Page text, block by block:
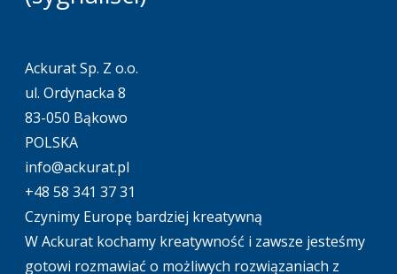
Ackurat Sp. Z o.o.
ul. Ordynacka 8
83-050 Bąkowo
POLSKA
info@ackurat.pl
+48 58 341 37 31
Czynimy Europę bardziej kreatywną
W Ackurat kochamy kreatywność i zawsze jesteśmy
gotowi rozmawiać o możliwych rozwiązaniach z